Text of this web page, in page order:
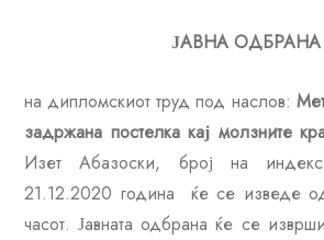
ЈАВНА ОДБРАНА
на дипломскиот труд под наслов:
задржана постелка кај молзните
Изет Абазоски, број на
21.12.2020 година ќе се изведе
часот. Јавната одбрана ќе се